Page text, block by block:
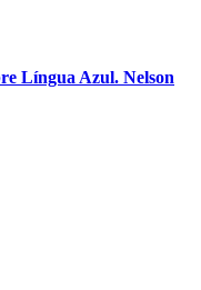
Língua Azul. Nelson